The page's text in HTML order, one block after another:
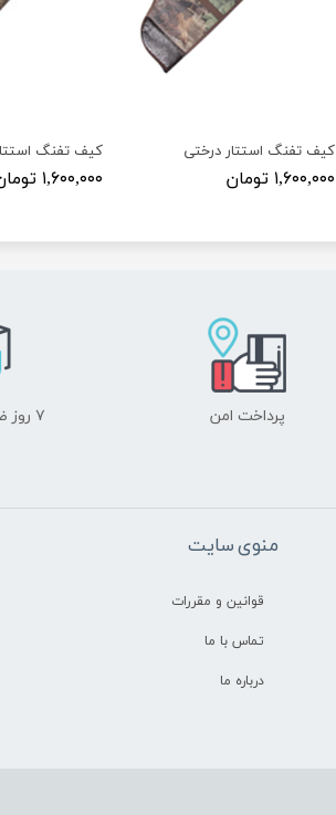
کیف تفنگ
۱,۶۰۰,۰۰۰ تومان
کیف تفنگ استتار درختی
۱,۶۰۰,۰۰۰ تومان
پرداخت امن ۷ روز ضمانت بازگشت
منوی سایت
قوانین و مقررات
تماس با ما
درباره ما